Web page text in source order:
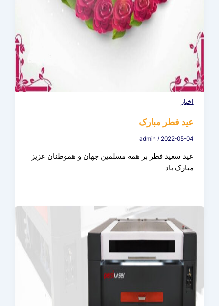
اخبار
عید فطر مبارک
admin / 2022-05-04
عید سعید فطر بر همه مسلمین جهان و هموطنان عزیز
مبارک باد